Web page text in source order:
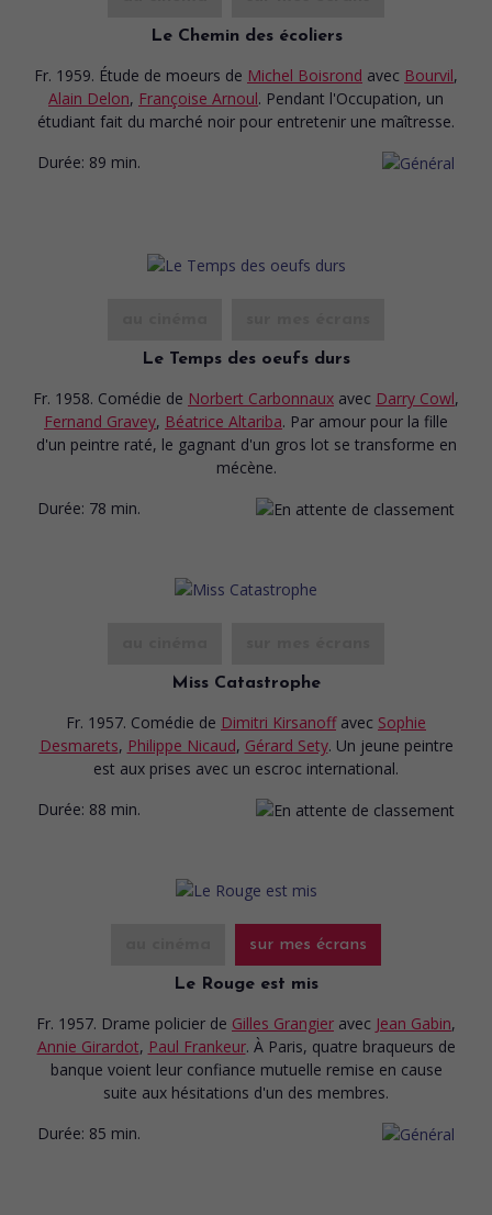
Le Chemin des écoliers
Fr. 1959. Étude de moeurs de Michel Boisrond avec Bourvil,
Alain Delon, Françoise Arnoul. Pendant l'Occupation, un
étudiant fait du marché noir pour entretenir une maîtresse.
Durée: 89 min.
Le Temps des oeufs durs
Fr. 1958. Comédie de Norbert Carbonnaux avec Darry Cowl,
Fernand Gravey, Béatrice Altariba. Par amour pour la fille
d'un peintre raté, le gagnant d'un gros lot se transforme en
mécène.
Durée: 78 min.
Miss Catastrophe
Fr. 1957. Comédie de Dimitri Kirsanoff avec Sophie
Desmarets, Philippe Nicaud, Gérard Sety. Un jeune peintre
est aux prises avec un escroc international.
Durée: 88 min.
sur mes écrans
Le Rouge est mis
Fr. 1957. Drame policier de Gilles Grangier avec Jean Gabin,
Annie Girardot, Paul Frankeur. À Paris, quatre braqueurs de
banque voient leur confiance mutuelle remise en cause
suite aux hésitations d'un des membres.
Durée: 85 min.